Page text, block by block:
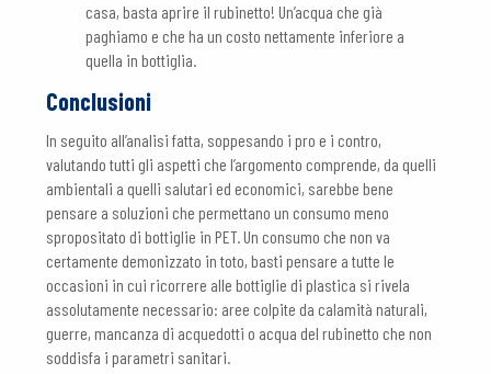
casa, basta aprire il rubinetto! Un’acqua che già
paghiamo e che ha un costo nettamente inferiore a
quella in bottiglia.
Conclusioni
In seguito all’analisi fatta, soppesando i pro e i contro,
valutando tutti gli aspetti che l’argomento comprende, da quelli
ambientali a quelli salutari ed economici, sarebbe bene
pensare a soluzioni che permettano un consumo meno
spropositato di bottiglie in PET. Un consumo che non va
certamente demonizzato in toto, basti pensare a tutte le
occasioni in cui ricorrere alle bottiglie di plastica si rivela
assolutamente necessario: aree colpite da calamità naturali,
guerre, mancanza di acquedotti o acqua del rubinetto che non
soddisfa i parametri sanitari.